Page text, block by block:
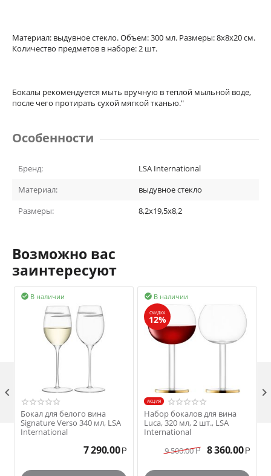
Материал: выдувное стекло. Объем: 300 мл. Размеры: 8х8х20 см.
Количество предметов в наборе: 2 шт.
Бокалы рекомендуется мыть вручную в теплой мыльной воде,
после чего протирать сухой мягкой тканью."
Особенности
Бренд:
LSA International
Материал:
выдувное стекло
Размеры:
8,2x19,5x8,2
Возможно вас
заинтересуют
В наличии

Бокал для белого вина
Signature Verso 340 мл, LSA
International
7 290.00 Р
В наличии

СКИДКА
12%
AКЦИЯ
Набор бокалов для вина
Luca, 320 мл, 2 шт., LSA
International
9 500.00 Р 8 360.00 Р
 